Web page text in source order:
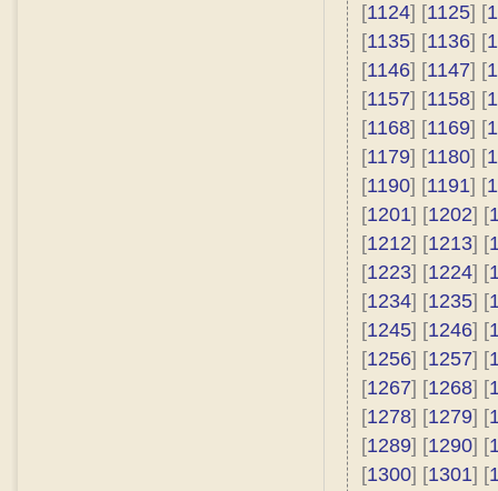
[1124] [1125] [
[1135] [1136] [
[1146] [1147] [
[1157] [1158] [
[1168] [1169] [
[1179] [1180] [
[1190] [1191] [
[1201] [1202] [
[1212] [1213] [
[1223] [1224] [
[1234] [1235] [
[1245] [1246] [
[1256] [1257] [
[1267] [1268] [
[1278] [1279] [
[1289] [1290] [
[1300] [1301] [